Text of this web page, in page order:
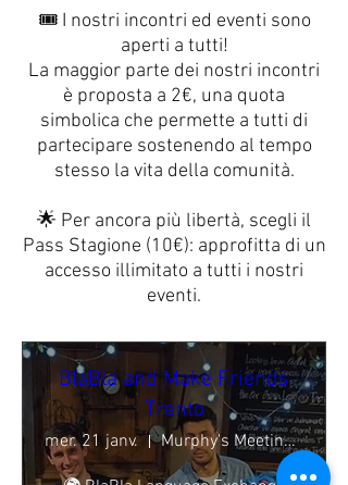
🎟️ I nostri incontri ed eventi sono
aperti a tutti!
La maggior parte dei nostri incontri
è proposta a 2€, una quota
simbolica che permette a tutti di
partecipare sostenendo al tempo
stesso la vita della comunità.
🌟 Per ancora più libertà, scegli il
Pass Stagione (10€): approfitta di un
accesso illimitato a tutti i nostri
eventi.
BlaBla and Make Friends
Trento
mer. 21 janv. Murphy's Meeting Point